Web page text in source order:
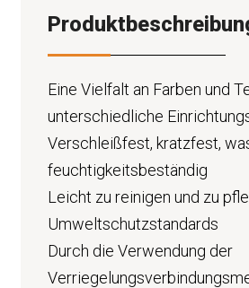
Eine Vielfalt an Farben und
unterschiedliche
Verschleißfest, kratzfest,
feuchtigkeitsbeständig
Leicht zu reinigen und zu
Umweltschutzstandards
Durch die Verwendung der